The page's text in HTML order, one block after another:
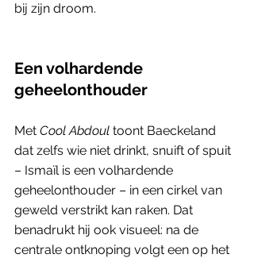
bij zijn droom.
Een volhardende
geheelonthouder
Met Cool Abdoul toont Baeckeland
dat zelfs wie niet drinkt, snuift of spuit
– Ismaïl is een volhardende
geheelonthouder – in een cirkel van
geweld verstrikt kan raken. Dat
benadrukt hij ook visueel: na de
centrale ontknoping volgt een op het